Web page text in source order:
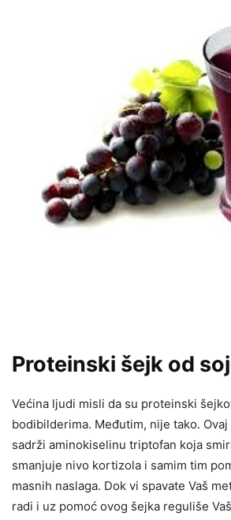
Proteinski šejk od
Većina ljudi misli da su proteinski
bodibilderima. Međutim, nije tako.
sadrži aminokiselinu triptofan koja
smanjuje nivo kortizola i samim tim
masnih naslaga. Dok vi spavate Vaš
radi i uz pomoć ovog šejka reguliše